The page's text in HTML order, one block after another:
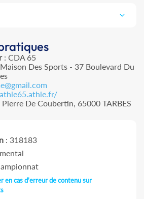
: CDA 65
Des Sports - 37 Boulevard Du
De Coubertin, 65000 TARBES
: 318183
en cas d'erreur de contenu sur